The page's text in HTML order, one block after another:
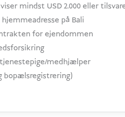
mindst USD 2.000 eller
på Bali
for ejendommen
tjenestepige/medhjælper
bopælsregistrering)